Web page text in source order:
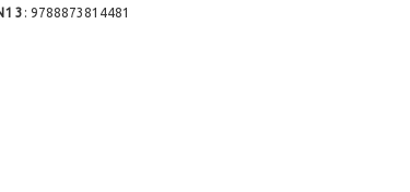
: 9788873814481